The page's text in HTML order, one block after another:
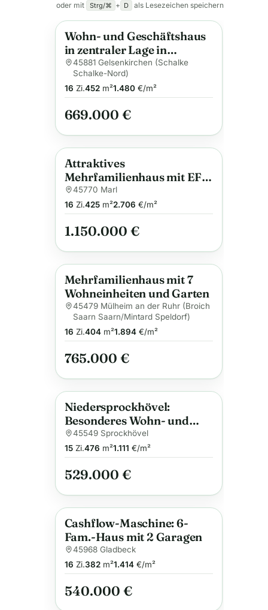
oder mit Strg/⌘ + D als Lesezeichen speichern
Anzeige
Wohn- und Geschäftshaus
in zentraler Lage in
Gelsenkirchen
45881 Gelsenkirchen (Schalke
Schalke-Nord)
16 Zi.452m²1.480€/m²
669.000 €
Anzeige
Attraktives
Mehrfamilienhaus mit EFH
in Marl-Drewer –
entdecken Sie hohe
Renditechancen!
45770 Marl
16 Zi.425m²2.706 €/m²
1.150.000 €
Anzeige
Mehrfamilienhaus mit 7
Wohneinheiten und Garten
45479 Mülheim an der Ruhr (Broich
Saarn Saarn/Mintard Speldorf)
16 Zi.404m²1.894€/m²
765.000 €
Anzeige
Niedersprockhövel:
Besonderes Wohn- und
Geschäftshaus mit
Ertragspotential und
Selbstnutzungsoption
45549 Sprockhövel
15Zi.476 m²1.111 €/m²
529.000 €
Anzeige
Cashflow-Maschine: 6-
Fam.-Haus mit 2 Garagen
45968 Gladbeck
16 Zi.382m²1.414€/m²
540.000 €